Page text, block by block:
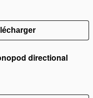
directional